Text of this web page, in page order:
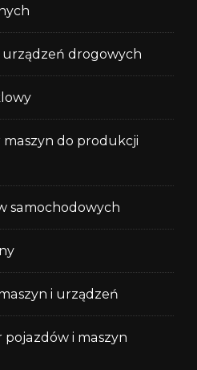
urządzeń drogowych
do produkcji
samochodowych
i urządzeń
i maszyn